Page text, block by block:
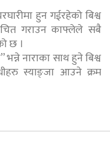
हुन गईरहेको बिश्व
गराउन काफ्लेले सबै
छ ।
नाराका साथ हुने बिश्व
स्याङ्जा आउने क्रम